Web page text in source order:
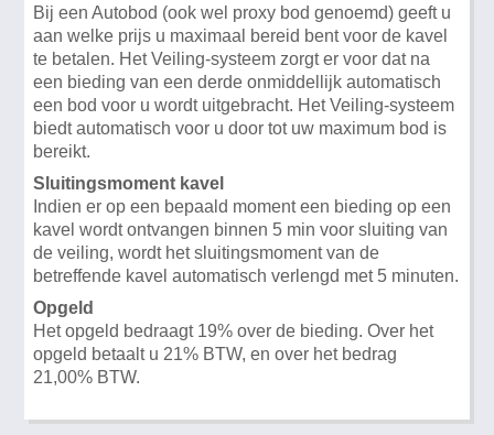
Bij een Autobod (ook wel proxy bod genoemd) geeft u
aan welke prijs u maximaal bereid bent voor de kavel
te betalen. Het Veiling-systeem zorgt er voor dat na
een bieding van een derde onmiddellijk automatisch
een bod voor u wordt uitgebracht. Het Veiling-systeem
biedt automatisch voor u door tot uw maximum bod is
bereikt.
Sluitingsmoment kavel
Indien er op een bepaald moment een bieding op een
kavel wordt ontvangen binnen 5 min voor sluiting van
de veiling, wordt het sluitingsmoment van de
betreffende kavel automatisch verlengd met 5 minuten.
Opgeld
Het opgeld bedraagt 19% over de bieding. Over het
opgeld betaalt u 21% BTW, en over het bedrag
21,00% BTW.